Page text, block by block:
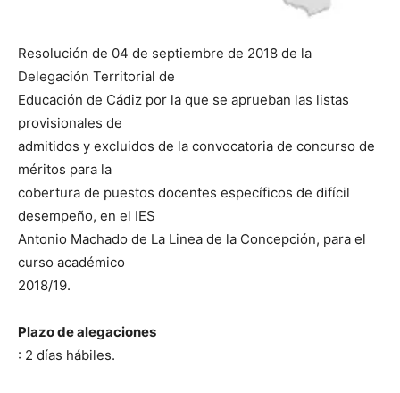
Resolución de 04 de septiembre de 2018 de la
Delegación Territorial de
Educación de Cádiz por la que se aprueban las listas
provisionales de
admitidos y excluidos de la convocatoria de concurso de
méritos para la
cobertura de puestos docentes específicos de difícil
desempeño, en el IES
Antonio Machado de La Linea de la Concepción, para el
curso académico
2018/19.
Plazo de alegaciones
: 2 días hábiles.